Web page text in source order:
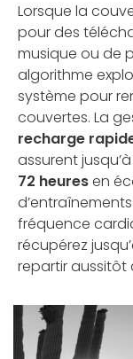
Lorsque la
pour des
musique ou de
algorithme
système pour
couvertes. La
recharge
assurent jusqu’à
72 heuresen
fréquence
récupérez
repartir aussitôt